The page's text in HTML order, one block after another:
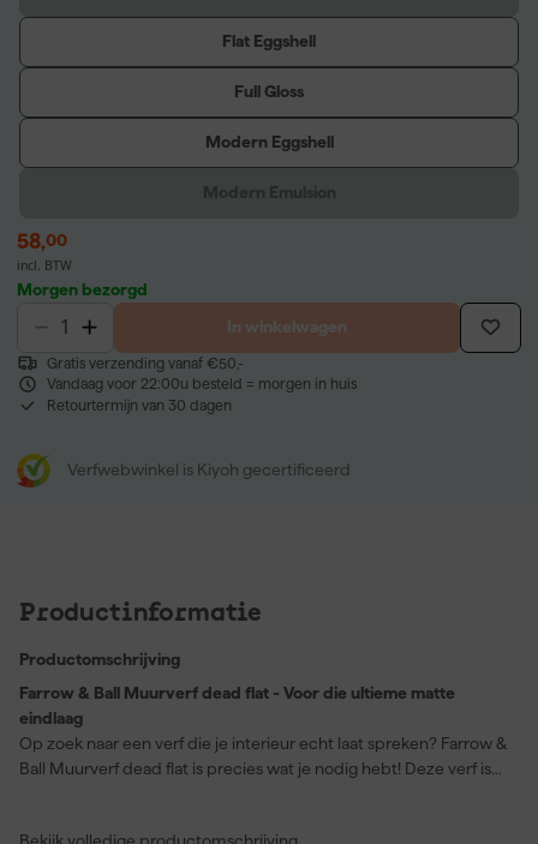
Flat Eggshell
Full Gloss
Modern Eggshell
58,00
incl. BTW
Morgen bezorgd
In winkelwagen
Gratis verzending vanaf €50,-
Vandaag voor 22:00u besteld = morgen in huis
Retourtermijn van 30 dagen
Verfwebwinkel is Kiyoh gecertificeerd
Productinformatie
Productomschrijving
Farrow & Ball Muurverf dead flat - Voor die ultieme matte
eindlaag
Op zoek naar een verf die je interieur echt laat spreken? Farrow &
Ball Muurverf dead flat is precies wat je nodig hebt! Deze verf is
Bekijk volledige productomschrijving